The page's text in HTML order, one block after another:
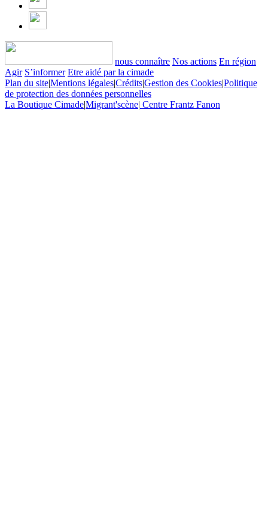
nous connaître Nos actions En région
Agir S’informer Etre aidé par la cimade
Plan du site|Mentions légales|Crédits|Gestion des Cookies|Politique
de protection des données personnelles
La Boutique Cimade|Migrant'scène| Centre Frantz Fanon